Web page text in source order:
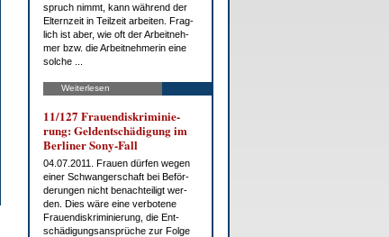
spruch nimmt, kann wäh­rend der
El­tern­zeit in Teil­zeit ar­bei­ten. Frag­
lich ist aber, wie oft der Ar­beit­neh­
mer bzw. die Ar­beit­neh­me­rin ei­ne
sol­che ...
Weiterlesen
11/127 Frau­en­dis­kri­mi­nie­
rung: Gel­dent­schä­di­gung im
Ber­li­ner So­ny-Fall
04.07.2011. Frau­en dür­fen we­gen
ei­ner Schwan­ger­schaft bei Be­för­
de­run­gen nicht be­nach­tei­ligt wer­
den. Dies wä­re ei­ne ver­bo­te­ne
Frau­en­dis­kri­mi­nie­rung, die Ent­
schä­di­gungs­an­sprü­che zur Fol­ge